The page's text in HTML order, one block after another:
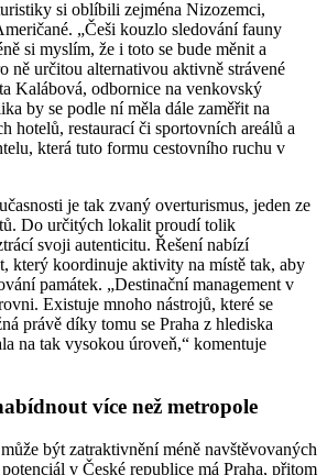
si oblíbili zejména Nizozemci,
„Češi kouzlo sledování fauny
si myslím, že i toto se bude měnit a
ně určitou alternativou aktivně strávené
Kalábová, odbornice na venkovský
by se podle ní měla dále zaměřit na
hotelů, restaurací či sportovních areálů a
která tuto formu cestovního ruchu v
je tak zvaný overturismus, jeden ze
Do určitých lokalit proudí tolik
svoji autenticitu. Řešení nabízí
který koordinuje aktivity na místě tak, aby
památek. „Destinační management v
Existuje mnoho nástrojů, které se
právě díky tomu se Praha z hlediska
na tak vysokou úroveň,“ komentuje
více než metropole
být zatraktivnění méně navštěvovaných
v České republice má Praha, přitom